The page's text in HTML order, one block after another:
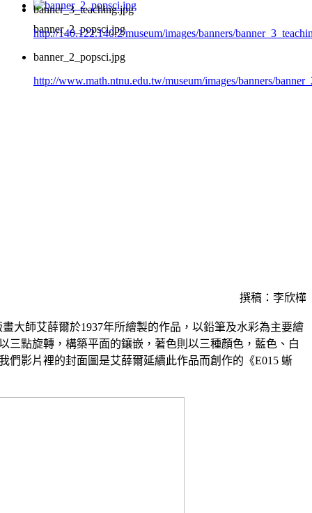
banner_2_popsci.jpg
banner_3_teaching.jpg
http://140.122.140.2/museum/images/banners/
banner_2_popsci.jpg
http://www.math.ntnu.edu.tw/museum/images/banners/
撰稿：李欣樺
大師艾薛爾於1937年所繪製的作品，以鉛筆及水彩為主要繪
三點旋轉，構築平面的鑲嵌，著色則以三種顏色，藍色、白
們影片裡的封面圖是艾薛爾延續此作品而創作的《E015 蜥